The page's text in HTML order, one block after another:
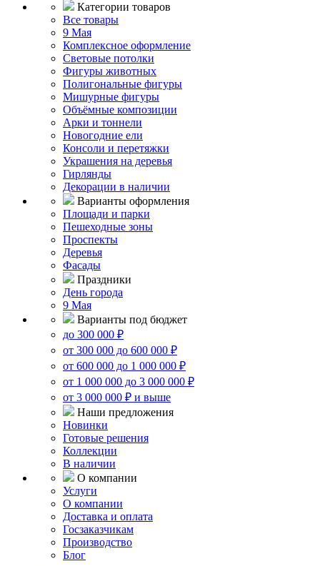
Категории товаров
Все товары
9 Мая
Комплексное оформление
Световые потолки
Фигуры животных
Полигональные фигуры
Мишурные фигуры
Объёмные композиции
Арки и тоннели
Новогодние ели
Консоли и перетяжки
Украшения на деревья
Гирлянды
Декорации в наличии
Варианты оформления
Площади и парки
Пешеходные зоны
Проспекты
Деревья
Фасады
Праздники
День города
9 Мая
Варианты под бюджет
до 300 000 ₽
от 300 000 до 600 000 ₽
от 600 000 до 1 000 000 ₽
от 1 000 000 до 3 000 000 ₽
от 3 000 000 ₽ и выше
Наши предложения
Новинки
Готовые решения
Коллекции
В наличии
О компании
Услуги
О компании
Доставка и оплата
Госзаказчикам
Производство
Блог